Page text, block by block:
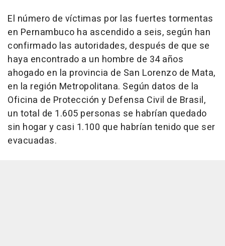
El número de víctimas por las fuertes tormentas
en Pernambuco ha ascendido a seis, según han
confirmado las autoridades, después de que se
haya encontrado a un hombre de 34 años
ahogado en la provincia de San Lorenzo de Mata,
en la región Metropolitana. Según datos de la
Oficina de Protección y Defensa Civil de Brasil,
un total de 1.605 personas se habrían quedado
sin hogar y casi 1.100 que habrían tenido que ser
evacuadas.